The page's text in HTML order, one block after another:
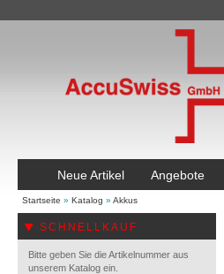
Neue Artikel Angebote
Startseite » Katalog » Akkus
SCHNELLKAUF
Bitte geben Sie die Artikelnummer aus
unserem Katalog ein.